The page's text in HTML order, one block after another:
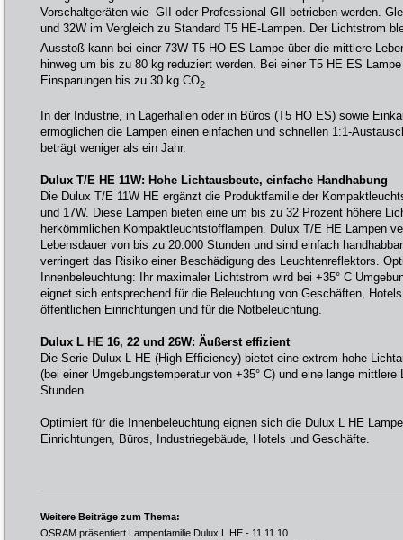
Vorschaltgeräten wie GII oder Professional GII betrieben werden.
und 32W im Vergleich zu Standard T5 HE-Lampen. Der Lichtstrom
Ausstoß kann bei einer 73W-T5 HO ES Lampe über die mittlere
hinweg um bis zu 80 kg reduziert werden. Bei einer T5 HE ES
Einsparungen bis zu 30 kg CO2
In der Industrie, in Lagerhallen oder in Büros (T5 HO ES) sowie
ermöglichen die Lampen einen einfachen und schnellen 1:1-
beträgt weniger als ein Jahr.
Dulux T/E HE 11W: Hohe Lichtausbeute, einfache Handhabung
Die Dulux T/E 11W HE ergänzt die Produktfamilie der
und 17W. Diese Lampen bieten eine um bis zu 32 Prozent höhere
herkömmlichen Kompaktleuchtstofflampen. Dulux T/E HE Lampen
Lebensdauer von bis zu 20.000 Stunden und sind einfach
verringert das Risiko einer Beschädigung des Leuchtenreflektors.
Innenbeleuchtung: Ihr maximaler Lichtstrom wird bei +35° C
eignet sich entsprechend für die Beleuchtung von Geschäften,
öffentlichen Einrichtungen und für die Notbeleuchtung.
Dulux L HE 16, 22 und 26W: Äußerst effizient
Die Serie Dulux L HE (High Efficiency) bietet eine extrem hohe
(bei einer Umgebungstemperatur von +35° C) und eine lange
Stunden.
Optimiert für die Innenbeleuchtung eignen sich die Dulux L HE
Einrichtungen, Büros, Industriegebäude, Hotels und Geschäfte.
Weitere Beiträge zum Thema:
OSRAM präsentiert Lampenfamilie Dulux L HE - 11.11.10